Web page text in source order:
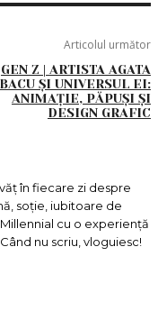
Articolul următor
GEN Z | ARTISTA AGATA
ȘI UNIVERSUL EI:
ANIMAȚIE, PĂPUȘI ȘI
DESIGN GRAFIC
în fiecare zi despre
soție, iubitoare de
cu o experiență
nu scriu, vloguiesc!